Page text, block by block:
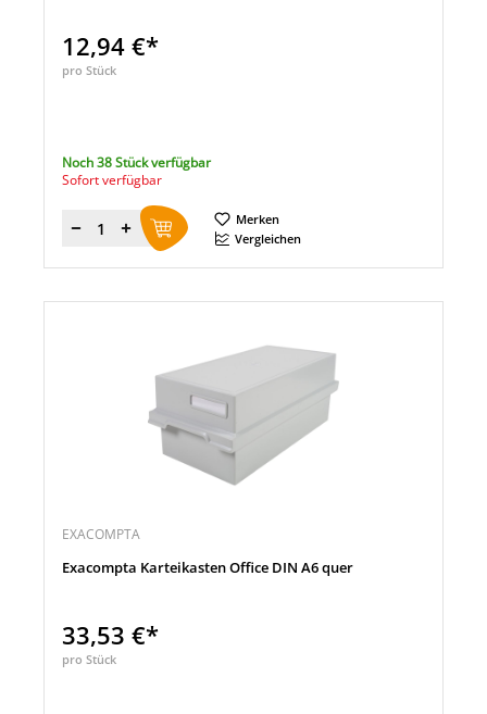
12,94 €*
pro Stück
Noch 38 Stück verfügbar
Sofort verfügbar
Menge
Merken
Vergleichen
EXACOMPTA
Exacompta Karteikasten Office DIN A6 quer
33,53 €*
pro Stück